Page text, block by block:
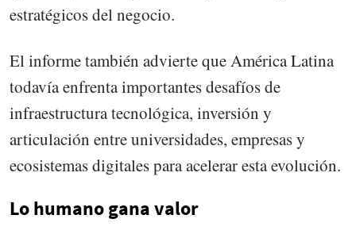
estratégicos del negocio.
El informe también advierte que América Latina
todavía enfrenta importantes desafíos de
infraestructura tecnológica, inversión y
articulación entre universidades, empresas y
ecosistemas digitales para acelerar esta evolución.
Lo humano gana valor